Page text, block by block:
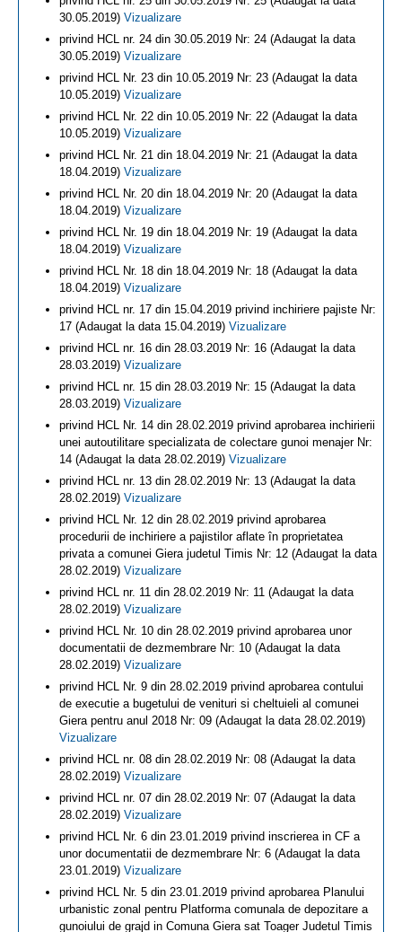
30.05.2019) Vizualizare
privind HCL nr. 24 din 30.05.2019 Nr: 24 (Adaugat la data
30.05.2019) Vizualizare
privind HCL Nr. 23 din 10.05.2019 Nr: 23 (Adaugat la data
10.05.2019) Vizualizare
privind HCL Nr. 22 din 10.05.2019 Nr: 22 (Adaugat la data
10.05.2019) Vizualizare
privind HCL Nr. 21 din 18.04.2019 Nr: 21 (Adaugat la data
18.04.2019) Vizualizare
privind HCL Nr. 20 din 18.04.2019 Nr: 20 (Adaugat la data
18.04.2019) Vizualizare
privind HCL Nr. 19 din 18.04.2019 Nr: 19 (Adaugat la data
18.04.2019) Vizualizare
privind HCL Nr. 18 din 18.04.2019 Nr: 18 (Adaugat la data
18.04.2019) Vizualizare
privind HCL nr. 17 din 15.04.2019 privind inchiriere pajiste Nr:
17 (Adaugat la data 15.04.2019) Vizualizare
privind HCL nr. 16 din 28.03.2019 Nr: 16 (Adaugat la data
28.03.2019) Vizualizare
privind HCL nr. 15 din 28.03.2019 Nr: 15 (Adaugat la data
28.03.2019) Vizualizare
privind HCL Nr. 14 din 28.02.2019 privind aprobarea inchirierii
unei autoutilitare specializata de colectare gunoi menajer Nr:
14 (Adaugat la data 28.02.2019) Vizualizare
privind HCL nr. 13 din 28.02.2019 Nr: 13 (Adaugat la data
28.02.2019) Vizualizare
privind HCL Nr. 12 din 28.02.2019 privind aprobarea
procedurii de inchiriere a pajistilor aflate în proprietatea
privata a comunei Giera judetul Timis Nr: 12 (Adaugat la data
28.02.2019) Vizualizare
privind HCL nr. 11 din 28.02.2019 Nr: 11 (Adaugat la data
28.02.2019) Vizualizare
privind HCL Nr. 10 din 28.02.2019 privind aprobarea unor
documentatii de dezmembrare Nr: 10 (Adaugat la data
28.02.2019) Vizualizare
privind HCL Nr. 9 din 28.02.2019 privind aprobarea contului
de executie a bugetului de venituri si cheltuieli al comunei
Giera pentru anul 2018 Nr: 09 (Adaugat la data 28.02.2019)
Vizualizare
privind HCL nr. 08 din 28.02.2019 Nr: 08 (Adaugat la data
28.02.2019) Vizualizare
privind HCL nr. 07 din 28.02.2019 Nr: 07 (Adaugat la data
28.02.2019) Vizualizare
privind HCL Nr. 6 din 23.01.2019 privind inscrierea in CF a
unor documentatii de dezmembrare Nr: 6 (Adaugat la data
23.01.2019) Vizualizare
privind HCL Nr. 5 din 23.01.2019 privind aprobarea Planului
urbanistic zonal pentru Platforma comunala de depozitare a
gunoiului de grajd in Comuna Giera sat Toager Judetul Timis